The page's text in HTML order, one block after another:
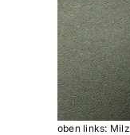
oben links: Milz